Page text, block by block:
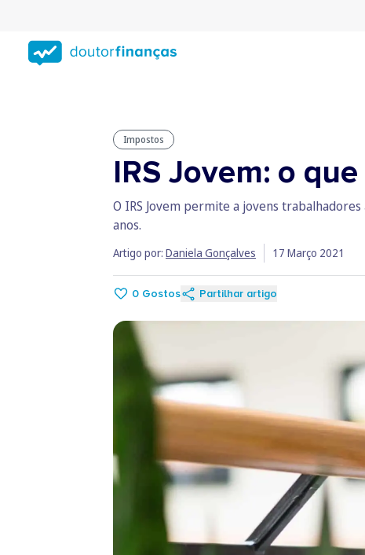
conteúdo
principal
Impostos
IRS Jovem: o
O IRS Jovem permite a jovens
anos.
Artigo por: Daniela Gonçalves 17 Março 2021
0 Gostos Partilhar artigo